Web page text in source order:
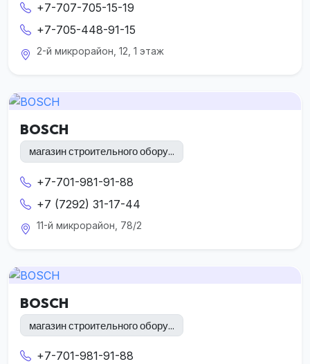
+7-707-705-15-19
+7-705-448-91-15
2-й микрорайон, 12, 1 этаж
BOSCH
магазин строительного обору...
+7-701-981-91-88
+7 (7292) 31-17-44
11-й микрорайон, 78/2
BOSCH
магазин строительного обору...
+7-701-981-91-88